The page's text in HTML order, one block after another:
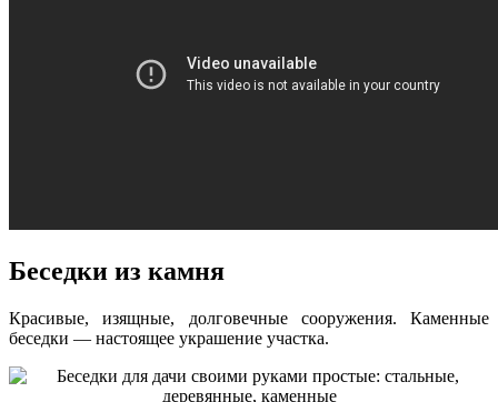
Беседки из камня
Красивые, изящные, долговечные сооружения. Каменные
беседки — настоящее украшение участка.